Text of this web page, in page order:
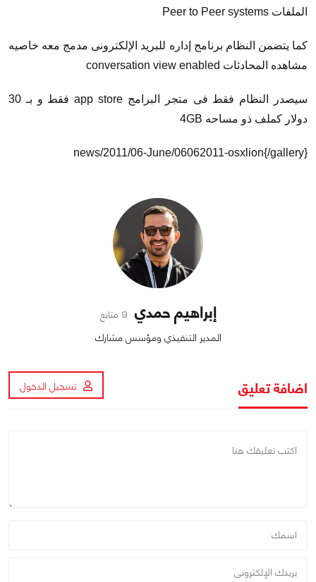
الملفات Peer to Peer systems
كما يتضمن النظام برنامج إداره للبريد الإلكترونى مدمج معه خاصيه
مشاهده المحادثات conversation view enabled
سيصدر النظام فقط فى متجر البرامج app store فقط و بـ 30
دولار كملف ذو مساحه 4GB
news/2011/06-June/06062011-osxlion{/gallery}
إبراهيم حمدي 9 متابع
المدير التنفيذي ومؤسس مشارك
اضافة تعليق تسجيل الدخول